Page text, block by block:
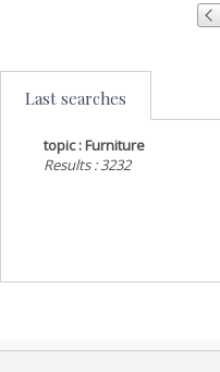
Last searches
topic : Furniture
Results : 3232